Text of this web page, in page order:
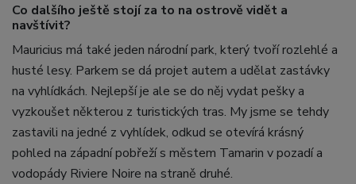
Co dalšího ještě stojí za to na ostrově vidět a
navštívit?
Mauricius má také jeden národní park, který tvoří rozlehlé a
husté lesy. Parkem se dá projet autem a udělat zastávky
na vyhlídkách. Nejlepší je ale se do něj vydat pešky a
vyzkoušet některou z turistických tras. My jsme se tehdy
zastavili na jedné z vyhlídek, odkud se otevírá krásný
pohled na západní pobřeží s městem Tamarin v pozadí a
vodopády Riviere Noire na straně druhé.